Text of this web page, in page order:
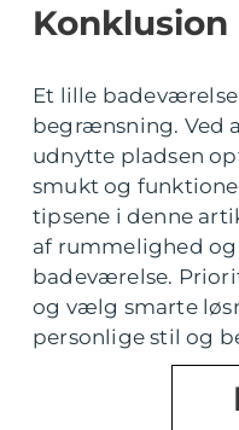
Konklusion
Et lille
begrænsning. Ved
udnytte pladsen
smukt og
tipsene i denne
af rummelighed
badeværelse.
og vælg smarte
personlige stil og